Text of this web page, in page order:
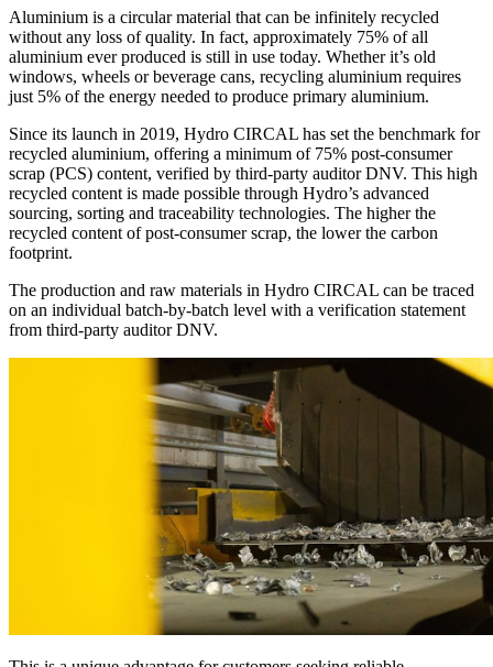
Aluminium is a circular material that can be infinitely recycled
without any loss of quality. In fact, approximately 75% of all
aluminium ever produced is still in use today. Whether it’s old
windows, wheels or beverage cans, recycling aluminium requires
just 5% of the energy needed to produce primary aluminium.
Since its launch in 2019, Hydro CIRCAL has set the benchmark for
recycled aluminium, offering a minimum of 75% post-consumer
scrap (PCS) content, verified by third-party auditor DNV. This high
recycled content is made possible through Hydro’s advanced
sourcing, sorting and traceability technologies. The higher the
recycled content of post-consumer scrap, the lower the carbon
footprint.
The production and raw materials in Hydro CIRCAL can be traced
on an individual batch-by-batch level with a verification statement
from third-party auditor DNV.